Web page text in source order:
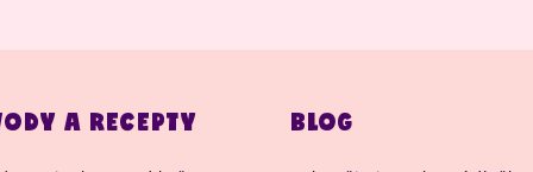
A RECEPTY BLOG